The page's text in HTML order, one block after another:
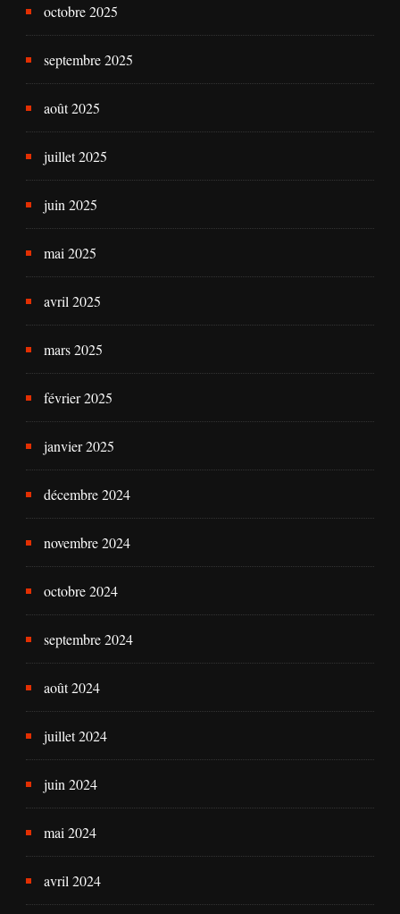
octobre 2025
septembre 2025
août 2025
juillet 2025
juin 2025
mai 2025
avril 2025
mars 2025
février 2025
janvier 2025
décembre 2024
novembre 2024
octobre 2024
septembre 2024
août 2024
juillet 2024
juin 2024
mai 2024
avril 2024